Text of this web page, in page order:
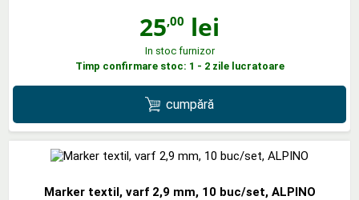
25,00 lei
In stoc furnizor
Timp confirmare stoc: 1 - 2 zile lucratoare
cumpără
Marker textil, varf 2,9 mm, 10 buc/set, ALPINO